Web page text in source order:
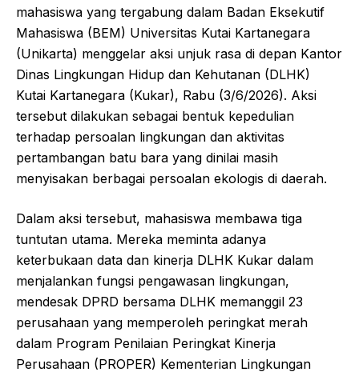
mahasiswa yang tergabung dalam Badan Eksekutif
Mahasiswa (BEM) Universitas Kutai Kartanegara
(Unikarta) menggelar aksi unjuk rasa di depan Kantor
Dinas Lingkungan Hidup dan Kehutanan (DLHK)
Kutai Kartanegara (Kukar), Rabu (3/6/2026). Aksi
tersebut dilakukan sebagai bentuk kepedulian
terhadap persoalan lingkungan dan aktivitas
pertambangan batu bara yang dinilai masih
menyisakan berbagai persoalan ekologis di daerah.
Dalam aksi tersebut, mahasiswa membawa tiga
tuntutan utama. Mereka meminta adanya
keterbukaan data dan kinerja DLHK Kukar dalam
menjalankan fungsi pengawasan lingkungan,
mendesak DPRD bersama DLHK memanggil 23
perusahaan yang memperoleh peringkat merah
dalam Program Penilaian Peringkat Kinerja
Perusahaan (PROPER) Kementerian Lingkungan